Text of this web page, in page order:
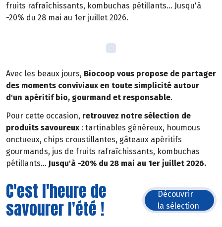
fruits rafraîchissants, kombuchas pétillants... Jusqu'à
-20% du 28 mai au 1er juillet 2026.
Avec les beaux jours, Biocoop vous propose de partager
des moments conviviaux en toute simplicité autour
d'un apéritif bio, gourmand et responsable.
Pour cette occasion, retrouvez notre sélection de
produits savoureux: tartinables généreux, houmous
onctueux, chips croustillantes, gâteaux apéritifs
gourmands, jus de fruits rafraîchissants, kombuchas
pétillants... Jusqu'à -20% du 28 mai au 1er juillet 2026.
C'est l'heure de
savourer l'été !
Découvrir
la sélection